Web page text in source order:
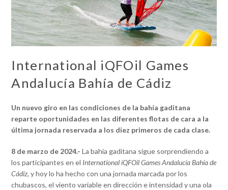
International iQFOil Games
Andalucía Bahía de Cádiz
Un nuevo giro en las condiciones de la bahía gaditana
reparte oportunidades en las diferentes flotas de cara a la
última jornada reservada a los diez primeros de cada clase.
8 de marzo de 2024.- La bahía gaditana sigue sorprendiendo a
los participantes en el International iQFOil Games Andalucía Bahía de
Cádiz,y hoy lo ha hecho con una jornada marcada por los
chubascos, el viento variable en dirección e intensidad y una ola